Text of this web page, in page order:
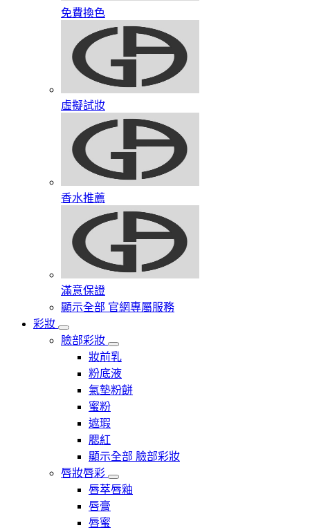
免費換色
虛擬試妝
香水推薦
滿意保證
顯示全部 官網專屬服務
彩妝
臉部彩妝
妝前乳
粉底液
氣墊粉餅
蜜粉
遮瑕
腮紅
顯示全部 臉部彩妝
唇妝唇彩
唇萃唇釉
唇膏
唇蜜